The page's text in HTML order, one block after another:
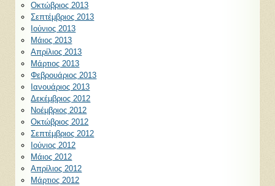
Οκτώβριος 2013
Σεπτέμβριος 2013
Ιούνιος 2013
Μάιος 2013
Απρίλιος 2013
Μάρτιος 2013
Φεβρουάριος 2013
Ιανουάριος 2013
Δεκέμβριος 2012
Νοέμβριος 2012
Οκτώβριος 2012
Σεπτέμβριος 2012
Ιούνιος 2012
Μάιος 2012
Απρίλιος 2012
Μάρτιος 2012